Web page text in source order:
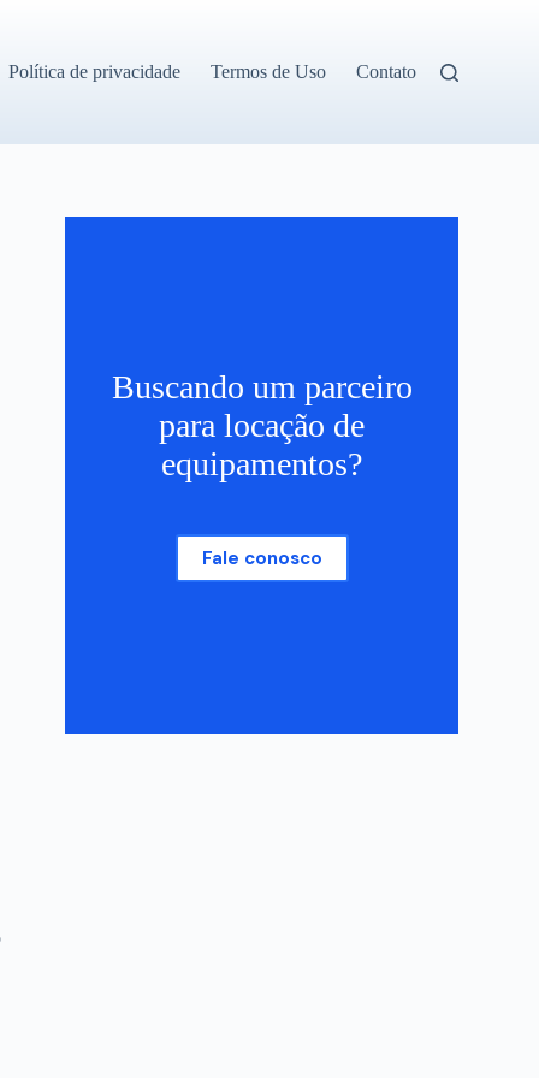
Política de privacidade Termos de Uso Contato
Buscando um parceiro
para locação de
equipamentos?
Fale conosco